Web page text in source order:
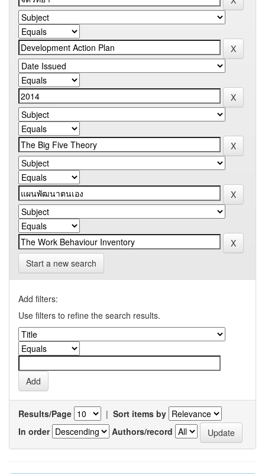
Start a new search
Add filters:
Use filters to refine the search results.
Results/Page | Sort items by
In order
Authors/record